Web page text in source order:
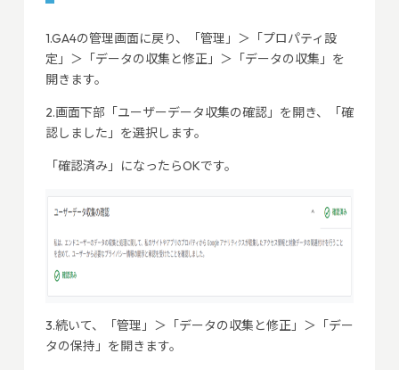
1.GA4の管理画面に戻り、「管理」＞「プロパティ設
定」＞「データの収集と修正」＞「データの収集」を
開きます。
2.画面下部「ユーザーデータ収集の確認」を開き、「確
認しました」を選択します。
「確認済み」になったらOKです。
3.続いて、「管理」＞「データの収集と修正」＞「デー
タの保持」を開きます。